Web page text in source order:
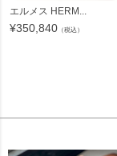
エルメス HERM...
¥350,840 （税込）